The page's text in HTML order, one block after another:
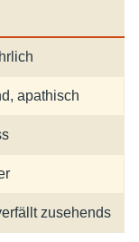
apathisch
zusehends